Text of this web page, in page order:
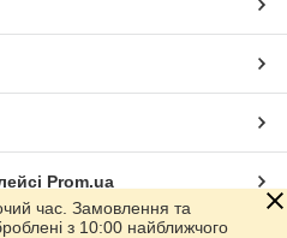
Prom.ua
час. Замовлення та
з 10:00 найближчого